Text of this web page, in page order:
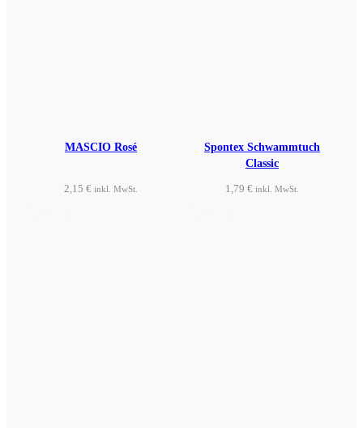
MASCIO Rosé
2,15€ inkl. MwSt.
Spontex Schwammtuch
Classic
1,79 € inkl. MwSt.